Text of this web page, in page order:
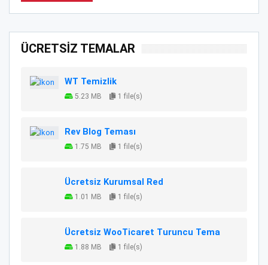
ÜCRETSİZ TEMALAR
WT Temizlik
5.23 MB 1 file(s)
Rev Blog Teması
1.75 MB 1 file(s)
Ücretsiz Kurumsal Red
1.01 MB 1 file(s)
Ücretsiz WooTicaret Turuncu Tema
1.88 MB 1 file(s)